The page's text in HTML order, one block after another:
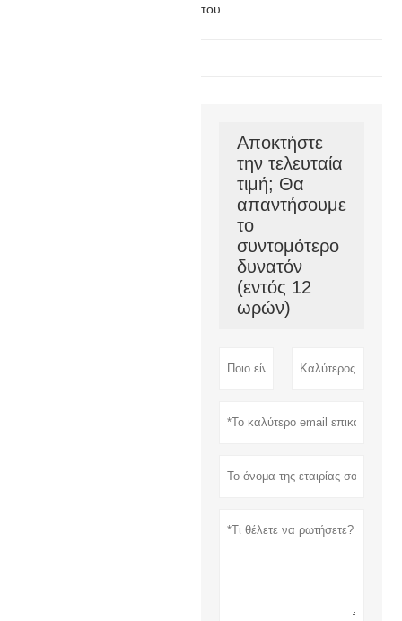
του.
Αποκτήστε
την τελευταία
τιμή; Θα
απαντήσουμε
το
συντομότερο
δυνατόν
(εντός 12
ωρών)